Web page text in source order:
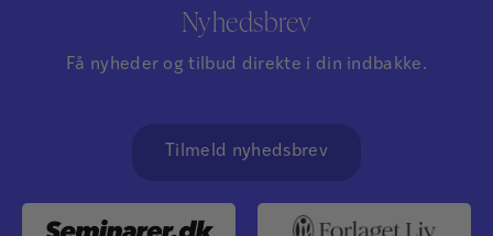
Nyhedsbrev
Få nyheder og tilbud direkte i din indbakke.
Tilmeld nyhedsbrev